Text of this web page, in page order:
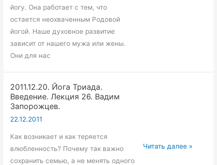
йогу. Она работает с тем, что
остается неохваченным Родовой
йогой. Наше духовное развитие
зависит от нашего мужа или жены.
Они для нас
2011.12.20. Йога Триада.
Введение. Лекция 26. Вадим
Запорожцев.
22.12.2011
Как возникает и как теряется
влюбленность? Почему так важно
сохранить семью, а не менять одного
2011.12.20.
Читать далее »